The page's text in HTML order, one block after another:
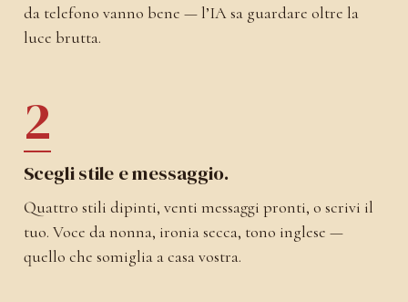
da telefono vanno bene — l’IA sa guardare oltre la
luce brutta.
2
Scegli stile e messaggio.
Quattro stili dipinti, venti messaggi pronti, o scrivi il
tuo. Voce da nonna, ironia secca, tono inglese —
quello che somiglia a casa vostra.